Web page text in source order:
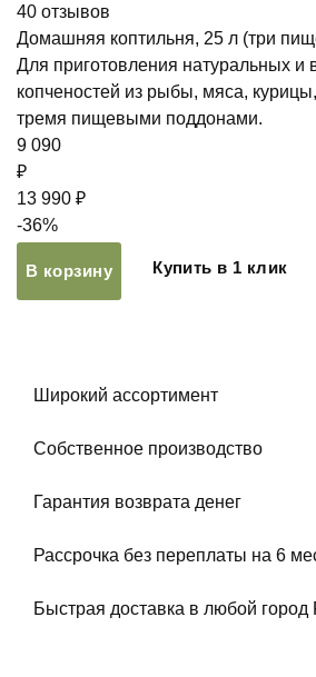
40 отзывов
Домашняя коптильня, 25 л (три
Для приготовления натуральных и
копченостей из рыбы, мяса,
тремя пищевыми поддонами.
9 090
₽
13 990 ₽
-36%
В корзину Купить в 1 клик
Широкий ассортимент
Собственное производство
Гарантия возврата денег
Рассрочка без переплаты на 6
Быстрая доставка в любой город